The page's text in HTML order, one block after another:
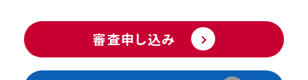
審査申し込み